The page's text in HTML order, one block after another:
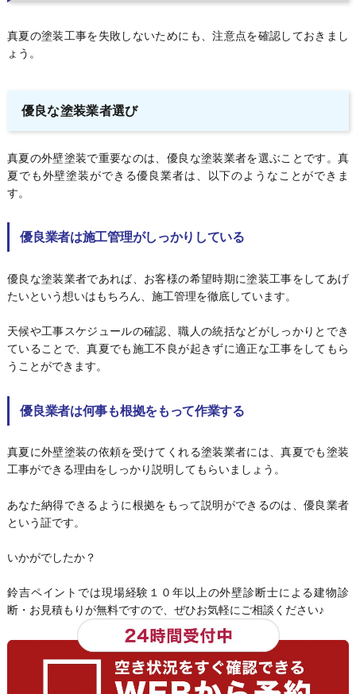
真夏の塗装工事を失敗しないためにも、注意点を確認しておきまし
ょう。
優良な塗装業者選び
真夏の外壁塗装で重要なのは、優良な塗装業者を選ぶことです。真
夏でも外壁塗装ができる優良業者は、以下のようなことができま
す。
優良業者は施工管理がしっかりしている
優良な塗装業者であれば、お客様の希望時期に塗装工事をしてあげ
たいという想いはもちろん、施工管理を徹底しています。
天候や工事スケジュールの確認、職人の統括などがしっかりとでき
ていることで、真夏でも施工不良が起きずに適正な工事をしてもら
うことができます。
優良業者は何事も根拠をもって作業する
真夏に外壁塗装の依頼を受けてくれる塗装業者には、真夏でも塗装
工事ができる理由をしっかり説明してもらいましょう。
あなた納得できるように根拠をもって説明ができるのは、優良業者
という証です。
いかがでしたか？
鈴吉ペイントでは現場経験１０年以上の外壁診断士による建物診
断・お見積もりが無料ですので、ぜひお気軽にご相談ください♪